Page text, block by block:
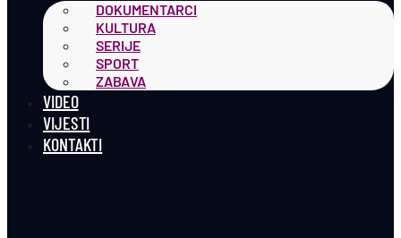
DOKUMENTARCI
KULTURA
SERIJE
SPORT
ZABAVA
VIDEO
VIJESTI
KONTAKTI